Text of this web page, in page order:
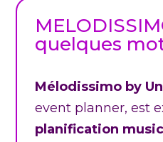
quelques
Mélodissimo by
event planner, est
planification